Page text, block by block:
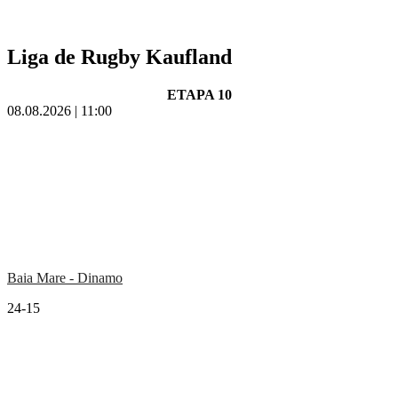
Liga de Rugby Kaufland
ETAPA 10
08.08.2026 | 11:00
Baia Mare - Dinamo
24-15